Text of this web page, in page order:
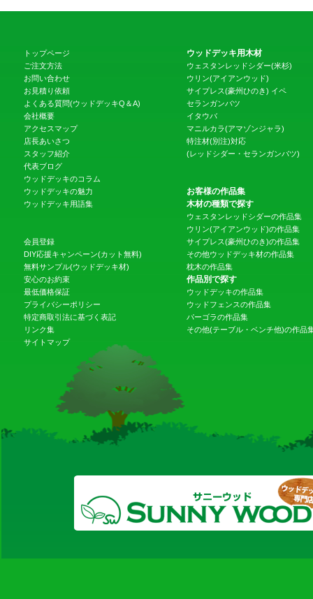
トップページ
ご注文方法
お問い合わせ
お見積り依頼
よくある質問(ウッドデッキQ＆A)
会社概要
アクセスマップ
店長あいさつ
スタッフ紹介
代表ブログ
ウッドデッキのコラム
ウッドデッキの魅力
ウッドデッキ用語集
会員登録
DIY応援キャンペーン(カット無料)
無料サンプル(ウッドデッキ材)
安心のお約束
最低価格保証
プライバシーポリシー
特定商取引法に基づく表記
リンク集
サイトマップ
ウッドデッキ用木材
ウェスタンレッドシダー(米杉)
ウリン(アイアンウッド)
サイプレス(豪州ひのき) イペ
セランガンバツ
イタウバ
マニルカラ(アマゾンジャラ)
特注材(別注)対応
(レッドシダー・セランガンバツ)
お客様の作品集
木材の種類で探す
ウェスタンレッドシダーの作品集
ウリン(アイアンウッド)の作品集
サイプレス(豪州ひのき)の作品集
その他ウッドデッキ材の作品集
枕木の作品集
作品別で探す
ウッドデッキの作品集
ウッドフェンスの作品集
パーゴラの作品集
その他(テーブル・ベンチ他)の作品